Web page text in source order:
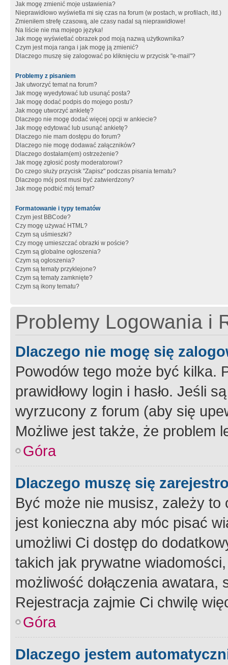
Jak mogę zmienić moje ustawienia?
Nieprawidłowo wyświetla mi się czas na forum (w postach, w profilach, itd.)
Zmieniłem strefę czasową, ale czasy nadal są nieprawidłowe!
Na liście nie ma mojego języka!
Jak mogę wyświetlać obrazek pod moją nazwą użytkownika?
Czym jest moja ranga i jak mogę ją zmienić?
Dlaczego muszę się zalogować po kliknięciu w przycisk "e-mail"?
Problemy z pisaniem
Jak utworzyć temat na forum?
Jak mogę wyedytować lub usunąć posta?
Jak mogę dodać podpis do mojego postu?
Jak mogę utworzyć ankietę?
Dlaczego nie mogę dodać więcej opcji w ankiecie?
Jak mogę edytować lub usunąć ankietę?
Dlaczego nie mam dostępu do forum?
Dlaczego nie mogę dodawać załączników?
Dlaczego dostałam(em) ostrzeżenie?
Jak mogę zgłosić posty moderatorowi?
Do czego służy przycisk "Zapisz" podczas pisania tematu?
Dlaczego mój post musi być zatwierdzony?
Jak mogę podbić mój temat?
Formatowanie i typy tematów
Czym jest BBCode?
Czy mogę używać HTML?
Czym są uśmieszki?
Czy mogę umieszczać obrazki w poście?
Czym są globalne ogłoszenia?
Czym są ogłoszenia?
Czym są tematy przyklejone?
Czym są tematy zamknięte?
Czym są ikony tematu?
Problemy Logowania i
Dlaczego nie mogę się
Powodów tego może być kilka.
prawidłowy login i hasło. Jeśli
wyrzucony z forum (aby się
Możliwe jest także, że problem
Góra
Dlaczego muszę się
Być może nie musisz, zależy
jest konieczna aby móc pisać
umożliwi Ci dostęp do
takich jak prywatne
możliwość dołączenia
Rejestracja zajmie Ci chwilę
Góra
Dlaczego jestem